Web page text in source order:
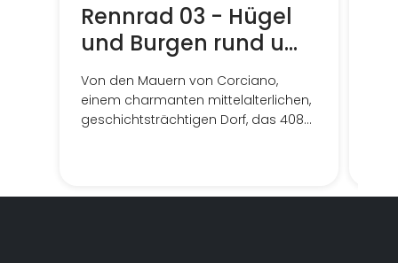
Rennrad 03 - Hügel
und Burgen rund um
Corciano
Von den Mauern von Corciano,
einem charmanten mittelalterlichen,
geschichtsträchtigen Dorf, das 408
jeden geeigneten Weg atemlos